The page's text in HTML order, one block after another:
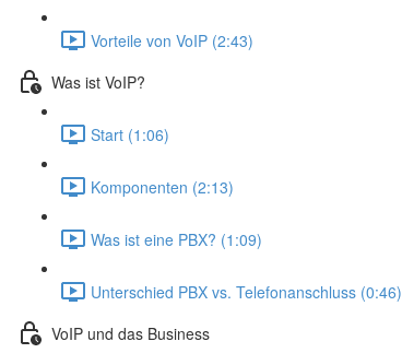
Vorteile von VoIP (2:43)
Was ist VoIP?
Start (1:06)
Komponenten (2:13)
Was ist eine PBX? (1:09)
Unterschied PBX vs. Telefonanschluss (0:46)
VoIP und das Business